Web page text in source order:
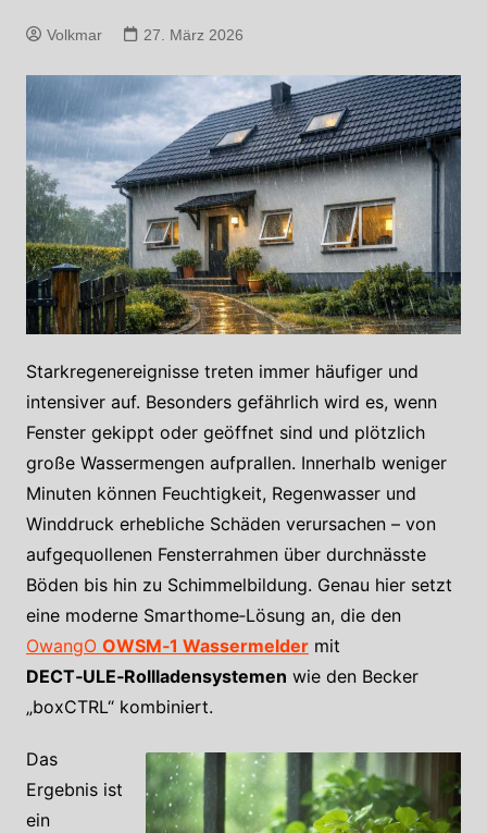
Volkmar 27. März 2026
Starkregenereignisse treten immer häufiger und
intensiver auf. Besonders gefährlich wird es, wenn
Fenster gekippt oder geöffnet sind und plötzlich
große Wassermengen aufprallen. Innerhalb weniger
Minuten können Feuchtigkeit, Regenwasser und
Winddruck erhebliche Schäden verursachen – von
aufgequollenen Fensterrahmen über durchnässte
Böden bis hin zu Schimmelbildung. Genau hier setzt
eine moderne Smarthome‑Lösung an, die den
OwangO OWSM‑1 Wassermeldermit
DECT‑ULE‑Rollladensystemen wie den Becker
„boxCTRL“ kombiniert.
Das
Ergebnis ist
ein